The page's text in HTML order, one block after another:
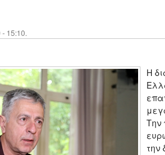
15:10.
Η
Την
την